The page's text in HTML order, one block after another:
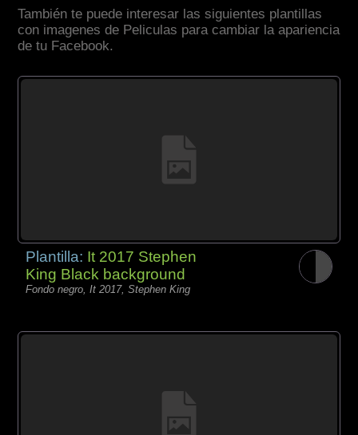
También te puede interesar las siguientes plantillas
con imagenes de Peliculas para cambiar la apariencia
de tu Facebook.
Plantilla: It 2017 Stephen
King Black background
Fondo negro, It 2017, Stephen King